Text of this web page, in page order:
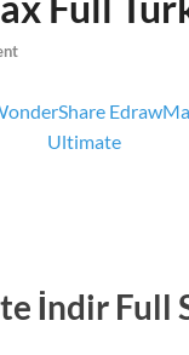
İndir Full